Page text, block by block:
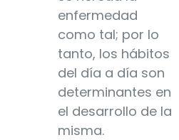
enfermedad
como tal; por lo
tanto, los hábitos
del día a día son
determinantes en
el desarrollo de la
misma.